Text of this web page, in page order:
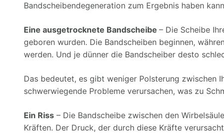
Bandscheibendegeneration zum Ergebnis haben
Eine ausgetrocknete Bandscheibe – Die Scheibe
geboren wurden. Die Bandscheiben beginnen,
werden. Und je dünner die Bandscheiber desto
Das bedeutet, es gibt weniger Polsterung zwischen
schwerwiegende Probleme verursachen, was zu
Ein Riss – Die Bandscheibe zwischen den
Kräften. Der Druck, der durch diese Kräfte